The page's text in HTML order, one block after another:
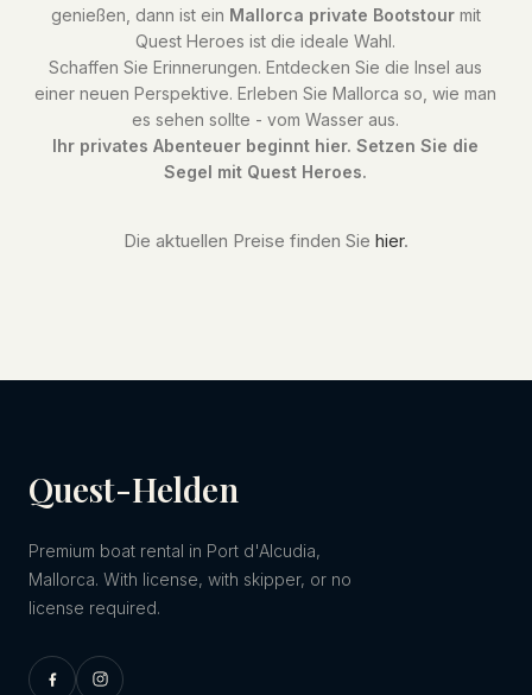
genießen, dann ist ein Mallorca private Bootstourmit
Quest Heroes ist die ideale Wahl.
Schaffen Sie Erinnerungen. Entdecken Sie die Insel aus
einer neuen Perspektive. Erleben Sie Mallorca so, wie man
es sehen sollte - vom Wasser aus.
Ihr privates Abenteuer beginnt hier. Setzen Sie die
Segel mit Quest Heroes.
Die aktuellen Preise finden Sie hier.
Quest-Helden
Premium boat rental in Port d'Alcudia,
Mallorca. With license, with skipper, or no
license required.